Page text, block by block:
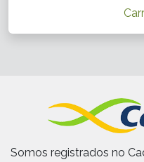
Somos registrados no